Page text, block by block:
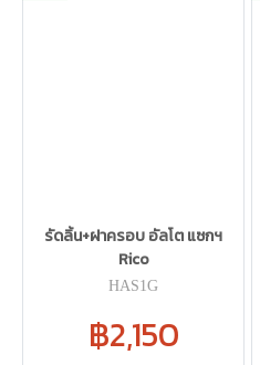
รัดลิ้น+ฝาครอบ อัลโต แซกฯ
Rico
HAS1G
฿2,150